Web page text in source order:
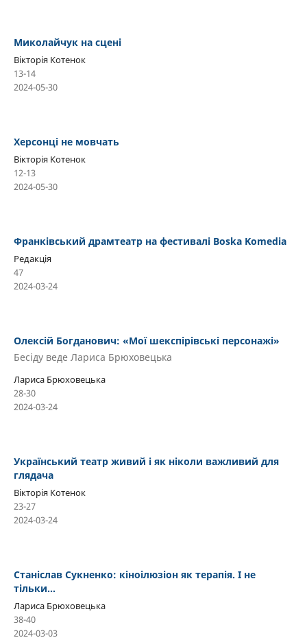
Миколайчук на сцені
Вікторія Котенок
13-14
2024-05-30
Херсонці не мовчать
Вікторія Котенок
12-13
2024-05-30
Франківський драмтеатр на фестивалі Boska Komedia
Редакція
47
2024-03-24
Олексій Богданович: «Мої шекспірівські персонажі»
Бесіду веде Лариса Брюховецька
Лариса Брюховецька
28-30
2024-03-24
Український театр живий і як ніколи важливий для
глядача
Вікторія Котенок
23-27
2024-03-24
Станіслав Сукненко: кіноілюзіон як терапія. І не
тільки...
Лариса Брюховецька
38-40
2024-03-03